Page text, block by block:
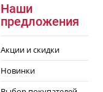
Наши
предложения
Акции и скидки
Новинки